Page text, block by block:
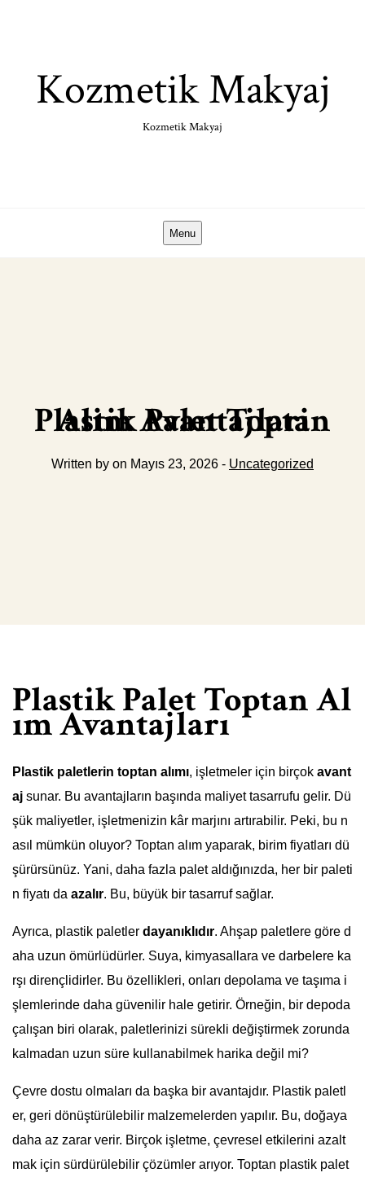
Kozmetik Makyaj
Kozmetik Makyaj
Menu
Plastik Palet Toptan Alim Avantajlari
Written by on Mayıs 23, 2026 - Uncategorized
Plastik Palet Toptan Al
ım Avantajları
Plastik paletlerin toptan alımı, işletmeler için birçok avant
aj sunar. Bu avantajların başında maliyet tasarrufu gelir. Dü
şük maliyetler, işletmenizin kâr marjını artırabilir. Peki, bu n
asıl mümkün oluyor? Toptan alım yaparak, birim fiyatları dü
şürürsünüz. Yani, daha fazla palet aldığınızda, her bir paleti
n fiyatı da azalır. Bu, büyük bir tasarruf sağlar.
Ayrıca, plastik paletler dayanıklıdır. Ahşap paletlere göre d
aha uzun ömürlüdürler. Suya, kimyasallara ve darbelere ka
rşı dirençlidirler. Bu özellikleri, onları depolama ve taşıma i
şlemlerinde daha güvenilir hale getirir. Örneğin, bir depoda
çalışan biri olarak, paletlerinizi sürekli değiştirmek zorunda
kalmadan uzun süre kullanabilmek harika değil mi?
Çevre dostu olmaları da başka bir avantajdır. Plastik paletl
er, geri dönüştürülebilir malzemelerden yapılır. Bu, doğaya
daha az zarar verir. Birçok işletme, çevresel etkilerini azalt
mak için sürdürülebilir çözümler arıyor. Toptan plastik palet